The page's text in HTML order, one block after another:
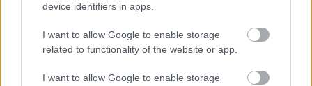
device identifiers in apps.
I want to allow Google to enable storage
related to functionality of the website or app.
I want to allow Google to enable storage